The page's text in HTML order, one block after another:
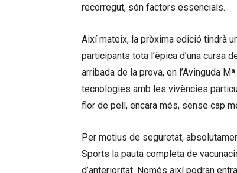
recorregut, són factors essencials.
Així mateix, la pròxima edició tindrà
participants tota l’èpica d’una cursa
arribada de la prova, en l’Avinguda
tecnologies amb les vivències
flor de pell, encara més, sense cap
Per motius de seguretat,
Sports la pauta completa de
d’anterioritat. Només així podran